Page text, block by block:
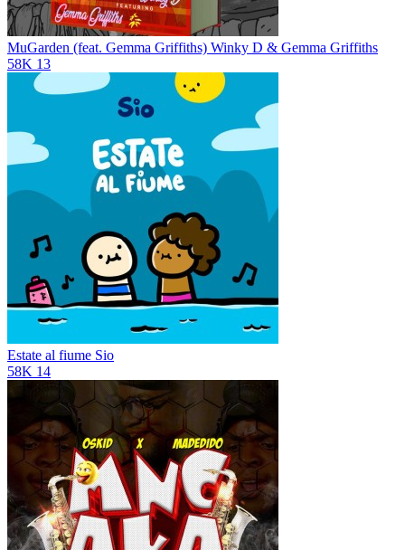
MuGarden (feat. Gemma Griffiths) Winky D & Gemma Griffiths
58K 13
Estate al fiume Sio
58K 14